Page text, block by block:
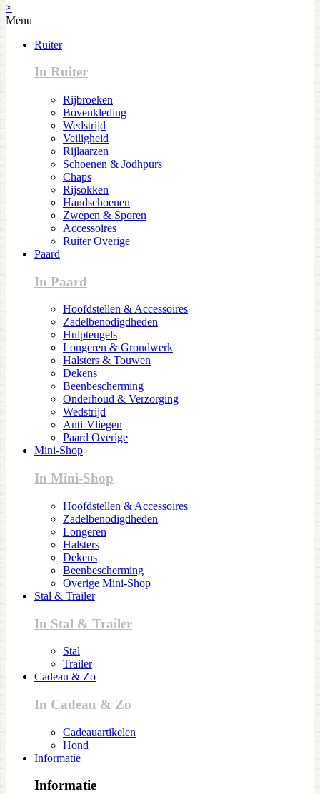
×
Menu
Ruiter
In Ruiter
Rijbroeken
Bovenkleding
Wedstrijd
Veiligheid
Rijlaarzen
Schoenen & Jodhpurs
Chaps
Rijsokken
Handschoenen
Zwepen & Sporen
Accessoires
Ruiter Overige
Paard
In Paard
Hoofdstellen & Accessoires
Zadelbenodigdheden
Hulpteugels
Longeren & Grondwerk
Halsters & Touwen
Dekens
Beenbescherming
Onderhoud & Verzorging
Wedstrijd
Anti-Vliegen
Paard Overige
Mini-Shop
In Mini-Shop
Hoofdstellen & Accessoires
Zadelbenodigdheden
Longeren
Halsters
Dekens
Beenbescherming
Overige Mini-Shop
Stal & Trailer
In Stal & Trailer
Stal
Trailer
Cadeau & Zo
In Cadeau & Zo
Cadeauartikelen
Hond
Informatie
Informatie